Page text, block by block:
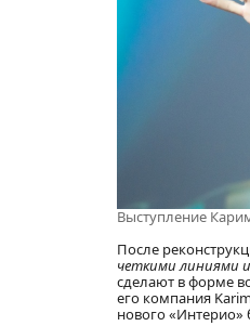
Выступление
После
четкими линиями
сделают в форме
его компания
нового «Интерио»